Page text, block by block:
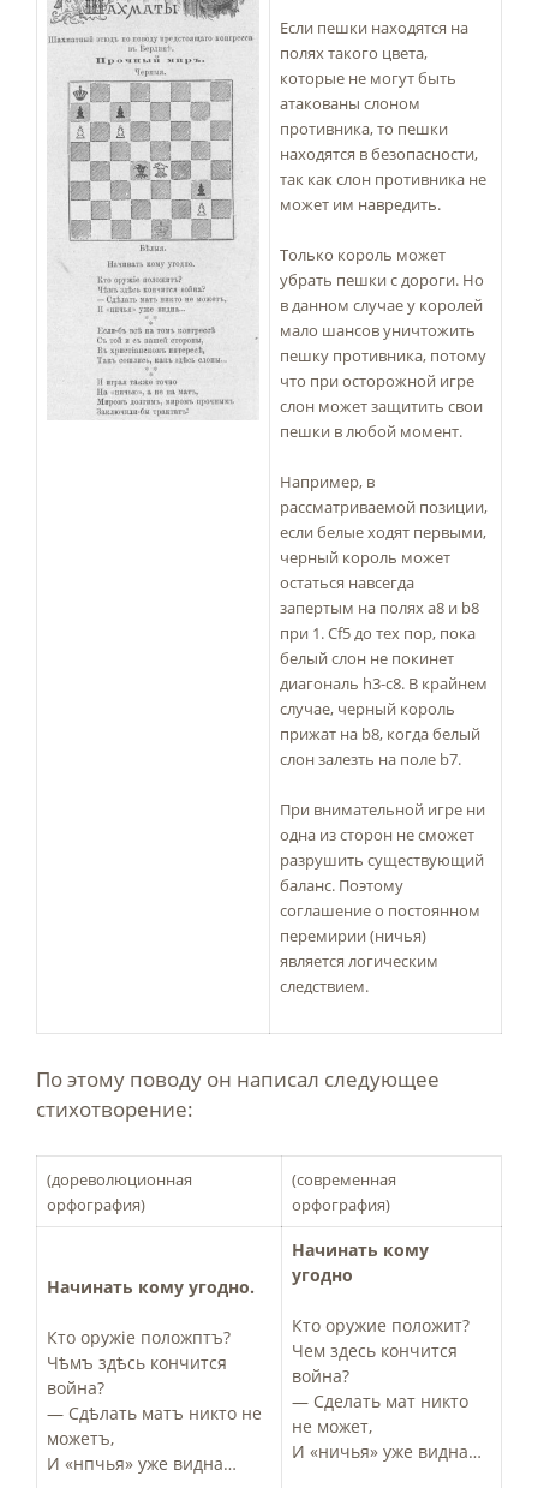
Если пешки находятся на
полях такого цвета,
которые не могут быть
атакованы слоном
противника, то пешки
находятся в безопасности,
так как слон противника не
может им навредить.
Только король может
убрать пешки с дороги. Но
в данном случае у королей
мало шансов уничтожить
пешку противника, потому
что при осторожной игре
слон может защитить свои
пешки в любой момент.
Например, в
рассматриваемой позиции,
если белые ходят первыми,
черный король может
остаться навсегда
запертым на полях a8 и b8
при 1. Сf5 до тех пор, пока
белый слон не покинет
диагональ h3-c8. В крайнем
случае, черный король
прижат на b8, когда белый
слон залезть на поле b7.
При внимательной игре ни
одна из сторон не сможет
разрушить существующий
баланс. Поэтому
соглашение о постоянном
перемирии (ничья)
является логическим
следствием.
По этому поводу он написал следующее
стихотворение:
(дореволюционная
орфография)
(современная
орфография)
Начинать кому угодно.
Кто оружіе положптъ?
Чѣмъ здѣсь кончится
война?
— Сдѣлать матъ никто не
можетъ,
И «нпчья» уже видна…
Начинать кому
угодно
Кто оружие положит?
Чем здесь кончится
война?
— Сделать мат никто
не может,
И «ничья» уже видна…